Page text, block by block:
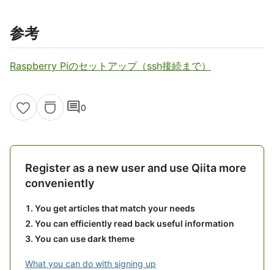
参考
Raspberry Piのセットアップ（ssh接続まで）
comment0
Register as a new user and use Qiita more
conveniently
You get articles that match your needs
You can efficiently read back useful information
You can use dark theme
What you can do with signing up